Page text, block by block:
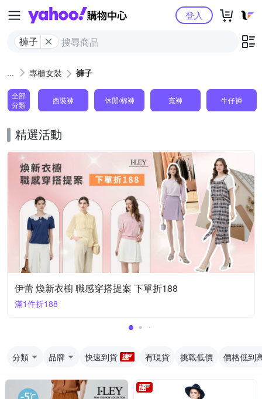
Yahoo購物中心
褲子
登入
專櫃女裝 褲子
全部
分類
西裝褲 休閒/棉褲 寬褲 牛仔褲
精選活動
伊蕾 煥新衣櫥 職感穿搭提案 下單折188
滿1件折188
分類 品牌 快速到貨 有現貨 挑戰低價 價格低到